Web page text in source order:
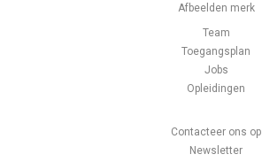
Afbeelden merk
Team
Toegangsplan
Jobs
Opleidingen
Contacteer ons op
Newsletter